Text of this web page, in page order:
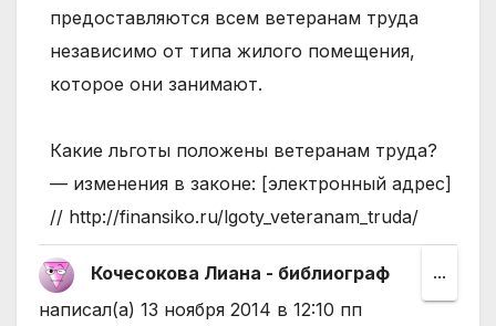
предоставляются всем ветеранам труда
независимо от типа жилого помещения,
которое они занимают.
Какие льготы положены ветеранам труда?
— изменения в законе: [электронный адрес]
// http://finansiko.ru/lgoty_veteranam_truda/
Кочесокова Лиана - библиограф
написал(а) 13 ноября 2014 в 12:10 пп
...
этот